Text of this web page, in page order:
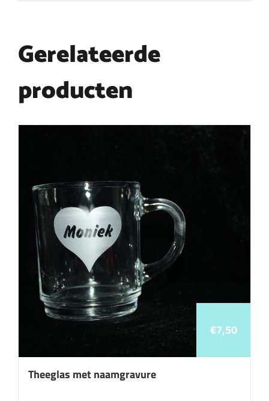
Gerelateerde
producten
Theeglas met naamgravure
€7,50